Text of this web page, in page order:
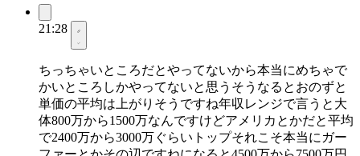
21:28
ちっちゃいところだとやってないから本当にめちゃで
かいところしかやってないと思うそうなるとおのずと
単価の平均は上がりそうですね年収レンジで言うと大
体800万から1500万なんですけどアメリカとかだと平均
で2400万から3000万ぐらいトップそれこそ本当にガー